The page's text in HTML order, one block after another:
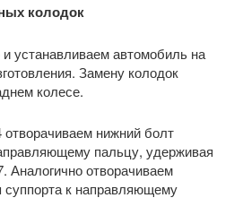
колодок
устанавливаем автомобиль на
Замену колодок
колесе.
нижний болт
пальцу, удерживая
Аналогично отворачиваем
суппорта к направляющему